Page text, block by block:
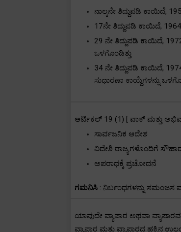
ನಾಲ್ಕನೇ ತಿದ್ದುಪಡಿ ಕಾಯಿದೆ,
17ನೇ ತಿದ್ದುಪಡಿ ಕಾಯಿದೆ, 1964
29 ನೇ ತಿದ್ದುಪಡಿ ಕಾಯಿದೆ,
ಒಳಗೊಂಡಿತ್ತು
34 ನೇ ತಿದ್ದುಪಡಿ ಕಾಯಿದೆ,
ಸುಧಾರಣಾ ಕಾಯ್ದೆಗಳನ್ನು
ಆರ್ಟಿಕಲ್ 19 (1) [ ವಾಕ್ ಮತ್ತು
ಸಾರ್ವಜನಿಕ ಆದೇಶ
ವಿದೇಶಿ ರಾಜ್ಯಗಳೊಂದಿಗೆ
ಅಪರಾಧಕ್ಕೆ ಪ್ರಚೋದನೆ
ಗಮನಿಸಿ : ನಿರ್ಬಂಧಗಳನ್ನು ಸಮಂಜಸ
ಯಾವುದೇ ವ್ಯಾಪಾರ ಅಥವಾ
ವ್ಯಾಪಾರ ಮತ್ತು ವ್ಯಾಪಾರದ ಹಕ್ಕಿನ